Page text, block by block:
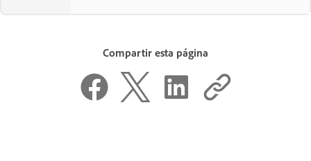
Compartir esta página